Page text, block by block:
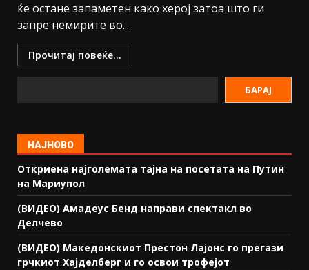
ќе остане запаметен како херој затоа што ги
запре немирите во...
Прочитај повеќе...
БАРАЈ
НАЈНОВО
Откриена најголемата тајна на посетата на Путин
на Мариупол
(ВИДЕО) Амадеус Бенд направи спектакл во
Делчево
(ВИДЕО) Македонскиот Престон Лајонс го прегази
грчкиот Хајделберг и го освои трофејот